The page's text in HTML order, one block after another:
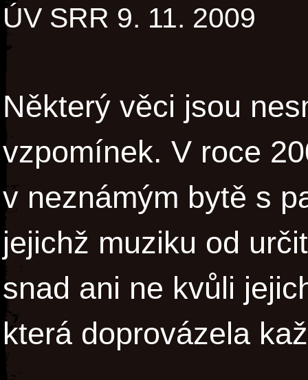
ÚV SRR 9. 11. 2009
Některý věci jsou
vzpomínek. V roce
v neznámým bytě s
jejichž muziku od
snad ani ne kvůli
která doprovázela